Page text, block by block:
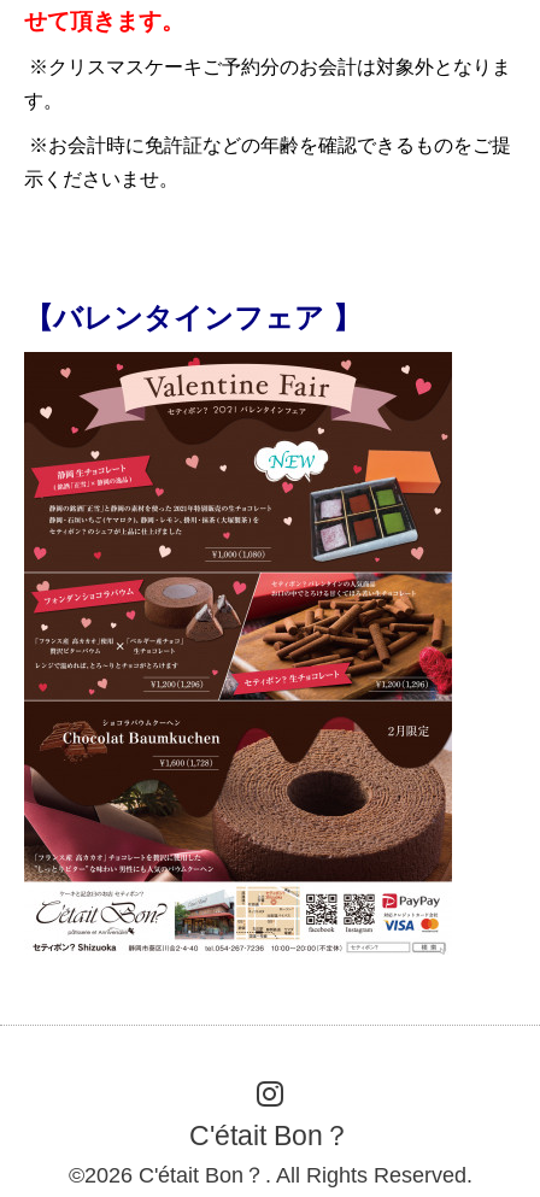
せて頂きます。
※クリスマスケーキご予約分のお会計は対象外となりま
す。
※お会計時に免許証などの年齢を確認できるものをご提
示くださいませ。
【バレンタインフェア 】
C'était Bon？
©2026 C'était Bon？ . All Rights Reserved.